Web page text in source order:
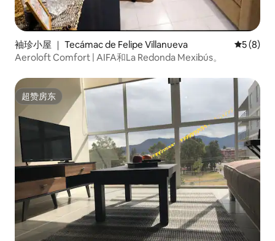
袖珍小屋 ｜ Tecámac de Felipe Villanueva 平均评分
5 (8)
Aeroloft Comfort | AIFA和La Redonda Mexibús。
超赞房东
超赞房东